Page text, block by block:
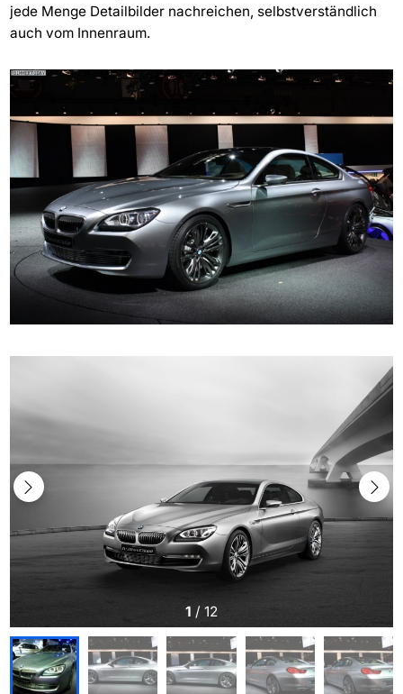
jede Menge Detailbilder nachreichen, selbstverständlich
auch vom Innenraum.
1 / 12